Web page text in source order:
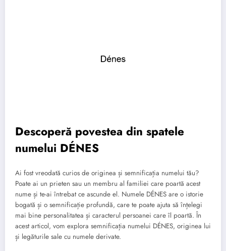
Descoperă povestea din spatele
numelui DÉNES
Ai fost vreodată curios de originea și semnificația numelui tău?
Poate ai un prieten sau un membru al familiei care poartă acest
nume și te-ai întrebat ce ascunde el. Numele DÉNES are o istorie
bogată și o semnificație profundă, care te poate ajuta să înțelegi
mai bine personalitatea și caracterul persoanei care îl poartă. În
acest articol, vom explora semnificația numelui DÉNES, originea lui
și legăturile sale cu numele derivate.